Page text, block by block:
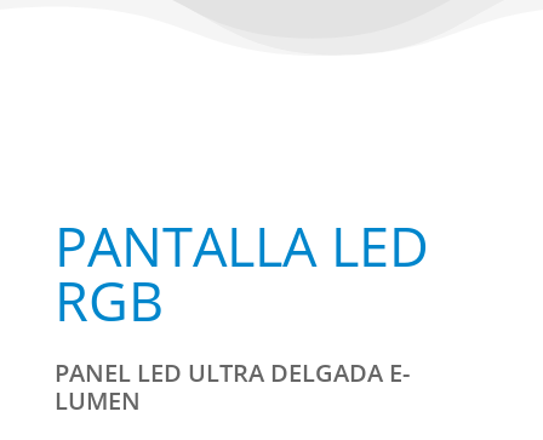
PANTALLA LED
RGB
PANEL LED ULTRA DELGADA E-
LUMEN